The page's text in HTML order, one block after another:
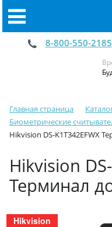
8-800-550-2185
Главная страница
Биометрические
Hikvision DS-K1T342EFWX
Hikvision
Терминал
Hikvision